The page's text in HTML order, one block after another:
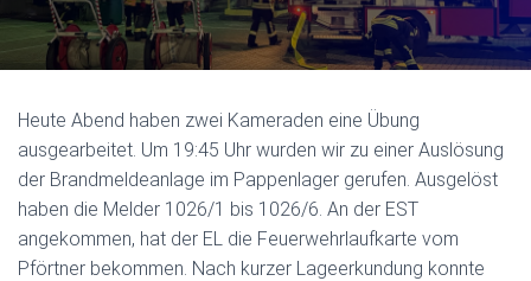
O
N
U
H
A
Heute Abend haben zwei Kameraden eine Übung
ausgearbeitet. Um 19:45 Uhr wurden wir zu einer Auslösung
der Brandmeldeanlage im Pappenlager gerufen. Ausgelöst
haben die Melder 1026/1 bis 1026/6. An der EST
angekommen, hat der EL die Feuerwehrlaufkarte vom
Pförtner bekommen. Nach kurzer Lageerkundung konnte